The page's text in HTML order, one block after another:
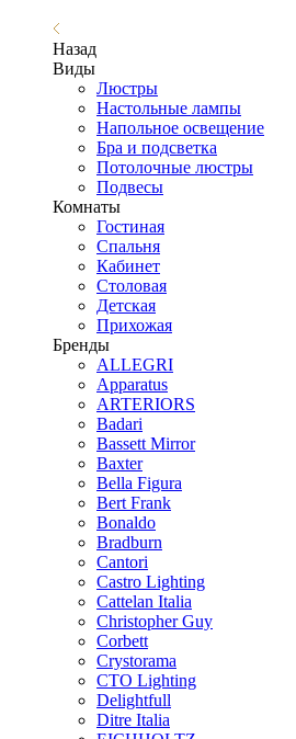
Назад
Виды
Люстры
Настольные лампы
Напольное освещение
Бра и подсветка
Потолочные люстры
Подвесы
Комнаты
Гостиная
Спальня
Кабинет
Столовая
Детская
Прихожая
Бренды
ALLEGRI
Apparatus
ARTERIORS
Badari
Bassett Mirror
Baxter
Bella Figura
Bert Frank
Bonaldo
Bradburn
Cantori
Castro Lighting
Cattelan Italia
Christopher Guy
Corbett
Crystorama
CTO Lighting
Delightfull
Ditre Italia